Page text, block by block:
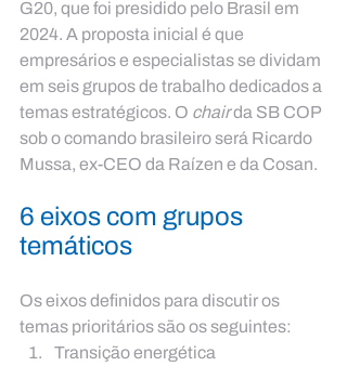
G20, que foi presidido pelo Brasil em
2024. A proposta inicial é que
empresários e especialistas se dividam
em seis grupos de trabalho dedicados a
temas estratégicos. O chair da SB COP
sob o comando brasileiro será Ricardo
Mussa, ex-CEO da Raízen e da Cosan.
6 eixos com grupos
temáticos
Os eixos definidos para discutir os
temas prioritários são os seguintes:
Transição energética